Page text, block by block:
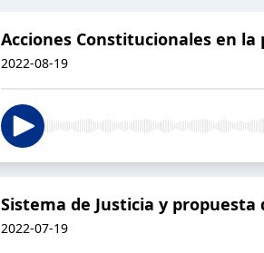
Acciones Constitucionales en
2022-08-19
Sistema de Justicia y
2022-07-19